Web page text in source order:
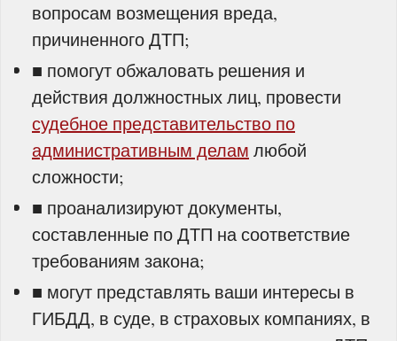
вопросам возмещения вреда,
причиненного ДТП;
■ помогут обжаловать решения и
действия должностных лиц, провести
судебное представительство по
административным делам любой
сложности;
■ проанализируют документы,
составленные по ДТП на соответствие
требованиям закона;
■ могут представлять ваши интересы в
ГИБДД, в суде, в страховых компаниях, в